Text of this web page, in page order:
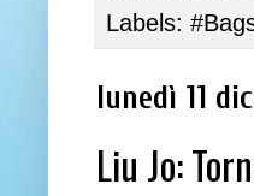
Labels:
lunedì 11
Liu Jo: